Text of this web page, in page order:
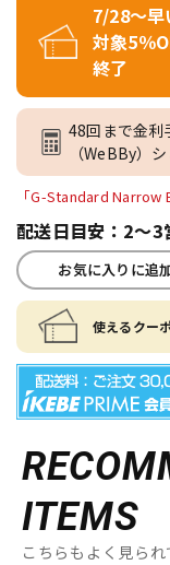
7/28～早
対象5％
終了
48回まで金利
（WeBBy）
「G-Standard Narrow
配送日目安：2～3
お気に入りに追
使えるクー
ITEMS
こちらもよく見ら